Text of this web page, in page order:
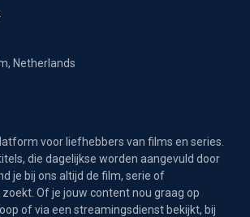
Netherlands
voor liefhebbers van films en series.
die dagelijkse worden aangevuld door
je bij ons altijd de film, serie of
Of je jouw content nou graag op
of via een streamingsdienst bekijkt, bij